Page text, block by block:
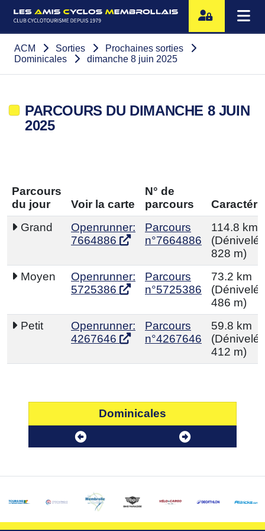
ACM Sorties
Prochaines sorties
Dominicales
dimanche 8 juin 2025
PARCOURS DU DIMANCHE 8 JUIN
2025
Parcours
du jour
Voir la carte
N° de
parcours
Grand
Openrunner:
7664886
Parcours
n°7664886
114.8 km
(Dénivelé
828 m)
Moyen
Openrunner:
5725386
Parcours
n°5725386
73.2 km
(Dénivelé
486 m)
Petit
Openrunner:
4267646
Parcours
n°4267646
59.8 km
(Dénivelé
412 m)
Dominicales